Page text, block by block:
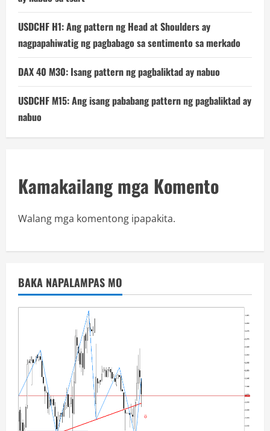
USDCHF H1: Ang pattern ng Head at Shoulders ay
nagpapahiwatig ng pagbabago sa sentimento sa merkado
DAX 40 M30: Isang pattern ng pagbaliktad ay nabuo
USDCHF M15: Ang isang pababang pattern ng pagbaliktad ay
nabuo
Kamakailang mga Komento
Walang mga komentong ipapakita.
BAKA NAPALAMPAS MO